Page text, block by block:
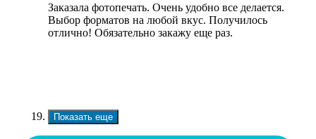
Заказала фотопечать. Очень удобно все делается.
Выбор форматов на любой вкус. Получилось
отлично! Обязательно закажу еще раз.
Показать еще